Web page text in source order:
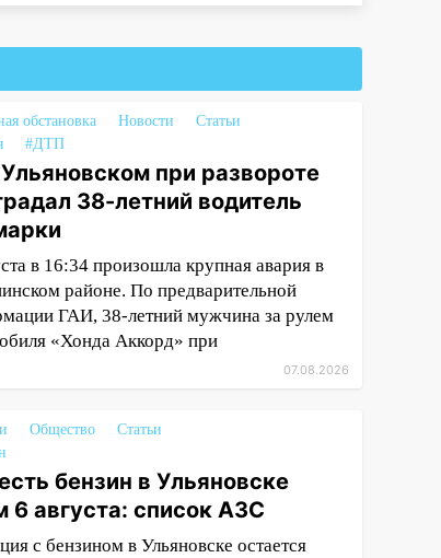
обстановка Новости
Статьи
#ДТП
при развороте
38-летний водитель
в 16:34 произошла крупная авария в
районе. По предварительной
ГАИ, 38-летний мужчина за рулем
«Хонда Аккорд» при
07.08.2026
Общество
Статьи
бензин в Ульяновске
6 августа: список АЗС
с бензином в Ульяновске остается